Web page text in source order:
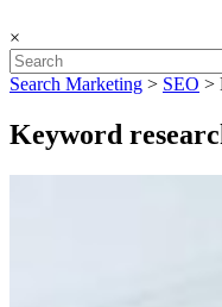
×
Search Marketing > SEO >
Keyword